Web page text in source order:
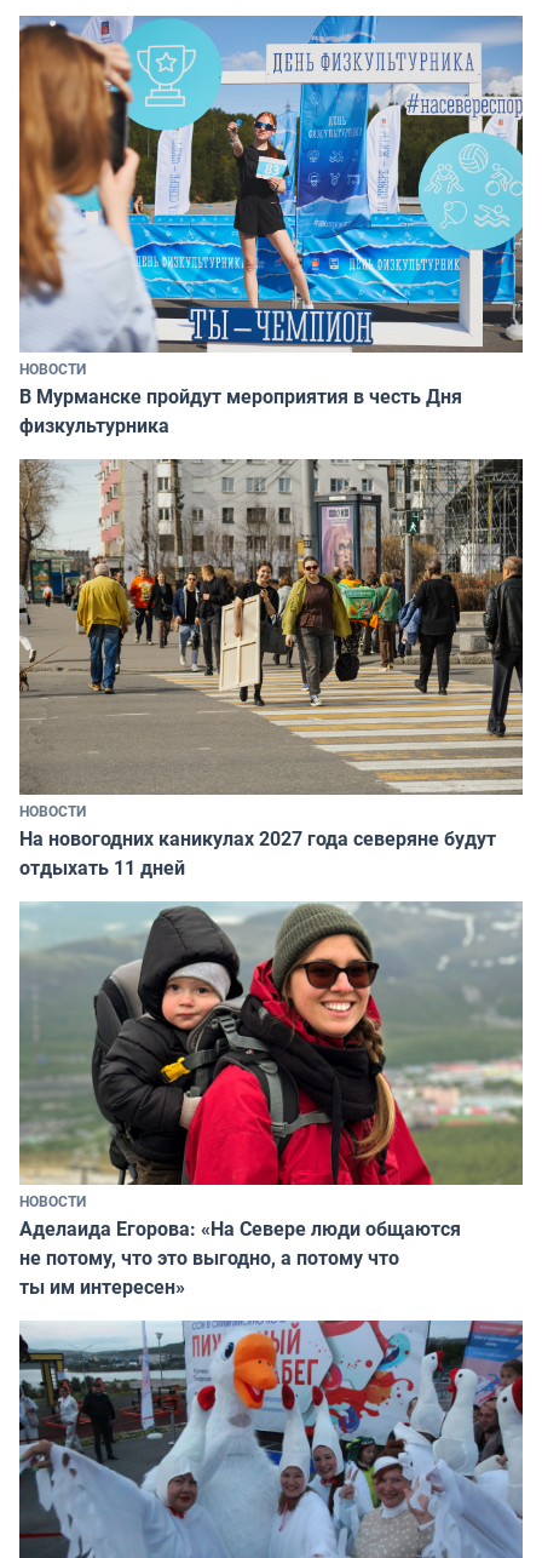
НОВОСТИ
В Мурманске пройдут мероприятия в честь Дня
физкультурника
НОВОСТИ
На новогодних каникулах 2027 года северяне будут
отдыхать 11 дней
НОВОСТИ
Аделаида Егорова: «На Севере люди общаются
не потому, что это выгодно, а потому что
ты им интересен»